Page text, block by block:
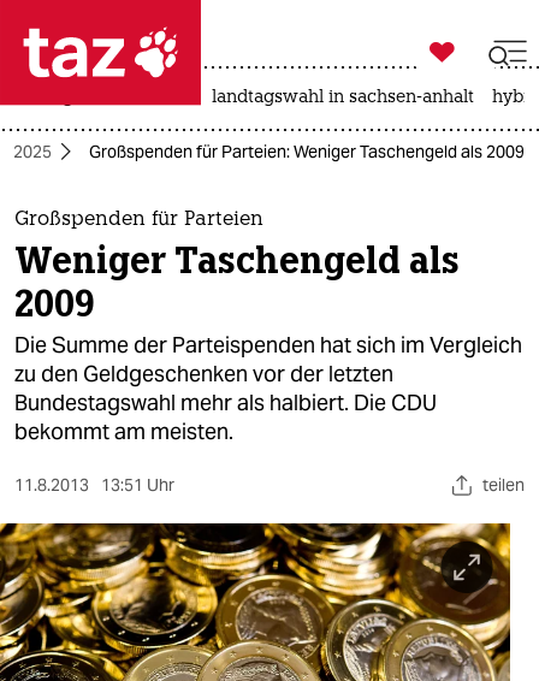
 taz zahl ich
taz zahl ich
themen
politik
öko
gesellschaft
kultur
sport
berlin
nord
wahrheit

taz zahl ich
landtagswahl in sachsen-anhalt
2025 Großspenden für Parteien: Weniger Taschengeld als 2009
Großspenden für Parteien
Weniger Taschengeld als
2009
Die Summe der Parteispenden hat sich im Vergleich
zu den Geldgeschenken vor der letzten
Bundestagswahl mehr als halbiert. Die CDU
bekommt am meisten.
11.8.2013 13:51 Uhr teilen